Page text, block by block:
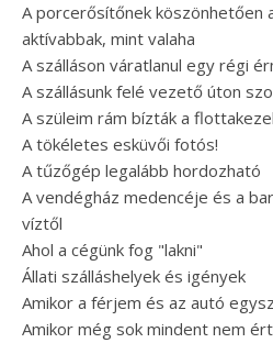
A porcerősítőnek köszönhetően
aktívabbak, mint valaha
A szálláson váratlanul egy régi
A szállásunk felé vezető úton
A szüleim rám bízták a
A tökéletes esküvői fotós!
A tűzőgép legalább hordozható
A vendégház medencéje és a
víztől
Ahol a cégünk fog "lakni"
Állati szálláshelyek és igények
Amikor a férjem és az autó
Amikor még sok mindent nem